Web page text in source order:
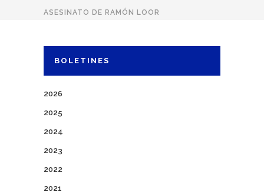
ASESINATO DE RAMÓN LOOR
BOLETINES
2026
2025
2024
2023
2022
2021